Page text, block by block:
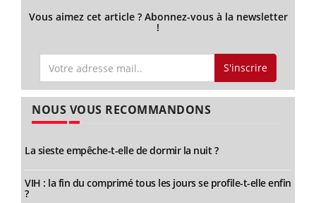
Vous aimez cet article ? Abonnez-vous à la newsletter
!
S'inscrire
NOUS VOUS RECOMMANDONS
La sieste empêche-t-elle de dormir la nuit ?
VIH : la fin du comprimé tous les jours se profile-t-elle enfin
?